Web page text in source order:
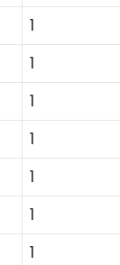
1
1
1
1
1
1
1